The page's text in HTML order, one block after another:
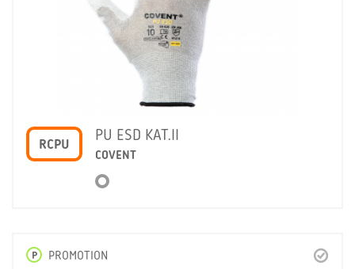
RCPU
PU ESD KAT.II
COVENT
P PROMOTION